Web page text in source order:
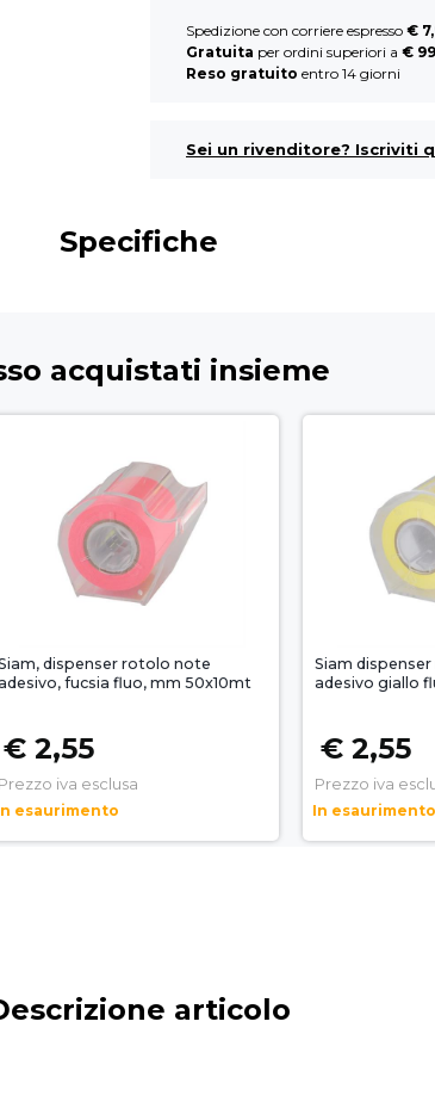
Spedizione con corriere espresso €
Gratuita per ordini superiori a €
Reso gratuito entro 14 giorni
Sei un rivenditore? Iscriviti
Specifiche
acquistati insieme
dispenser rotolo note
fucsia fluo, mm 50x10mt
€ 2,55
Prezzo iva esclusa
esaurimento
Siam
adesivo giallo
€ 2,55
Prezzo iva
In esaurimento
articolo